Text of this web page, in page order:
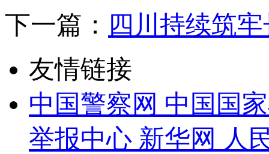
下一篇： 四川持续筑
友情链接
中国警察网 中国国
举报中心 新华网 人